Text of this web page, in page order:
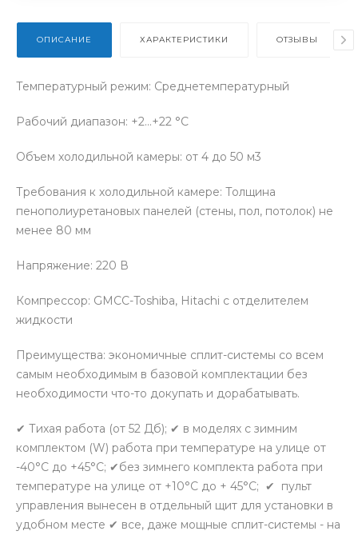
ОПИСАНИЕ ХАРАКТЕРИСТИКИ ОТЗЫВЫ
Температурный режим: Среднетемпературный
Рабочий диапазон: +2…+22 °С
Объем холодильной камеры: от 4 до 50 м3
Требования к холодильной камере: Толщина
пенополиуретановых панелей (стены, пол, потолок) не
менее 80 мм
Напряжение: 220 В
Компрессор: GMCC-Toshiba, Hitachi с отделителем
жидкости
Преимущества: экономичные сплит-системы со всем
самым необходимым в базовой комплектации без
необходимости что-то докупать и дорабатывать.
✔ Тихая работа (от 52 Дб); ✔ в моделях с зимним
комплектом (W) работа при температуре на улице от
-40°С до +45°С; ✔без зимнего комплекта работа при
температуре на улице от +10°С до + 45°С; ✔ пульт
управления вынесен в отдельный щит для установки в
удобном месте ✔ все, даже мощные сплит-системы - на